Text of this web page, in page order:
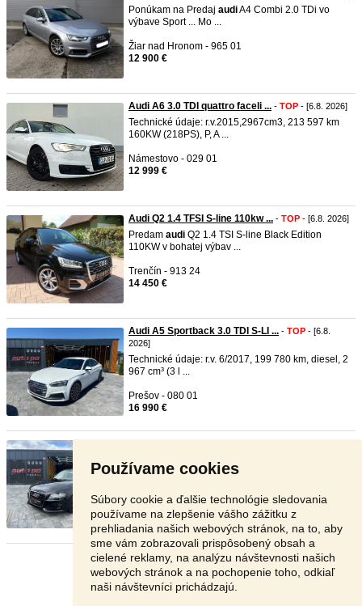
Používame cookies
Súbory cookie a ďalšie technológie sledovania
používame na zlepšenie vášho zážitku z
prehliadania našich webových stránok, na to, aby
sme vám zobrazovali prispôsobený obsah a
cielené reklamy, na analýzu návštevnosti našich
webových stránok a na pochopenie toho, odkiaľ
naši návštevníci prichádzajú.
Ponúkam na Predaj audiA4 Combi 2.0 TDi vo
výbave Sport ... Mo ...
Žiar nad Hronom - 965 01
12 900 €
Audi A6 3.0 TDI quattro faceli ... - TOP - [6.8. 2026]
Technické údaje: r.v.2015,2967cm3, 213 597 km
160KW (218PS), P, A ...
Námestovo - 029 01
12 999 €
Audi Q2 1.4 TFSI S-line 110kw ... - TOP - [6.8. 2026]
Predam audi Q2 1.4 TSI S-line Black Edition
110KW v bohatej výbav ...
Trenčín - 913 24
14 450 €
Audi A5 Sportback 3.0 TDI S-LI ... - TOP - [6.8.
2026]
Technické údaje: r.v. 6/2017, 199 780 km, diesel, 2
967 cm³ (3 l ...
Prešov - 080 01
16 990 €
Technické údaje: r.v. 2/2008, 253 875 km, diesel, 2
Prešov - 080 01
7 990 €
Stránka: 1 2 3 Ďalšia